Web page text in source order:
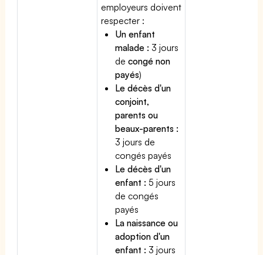
employeurs doivent
respecter :
Un enfant
malade : 3 jours
decongé non
payés)
Le décès d'un
conjoint,
parents ou
beaux-parents :
3 jours de
congés payés
Le décès d'un
enfant : 5 jours
de congés
payés
La naissance ou
adoption d'un
enfant : 3 jours